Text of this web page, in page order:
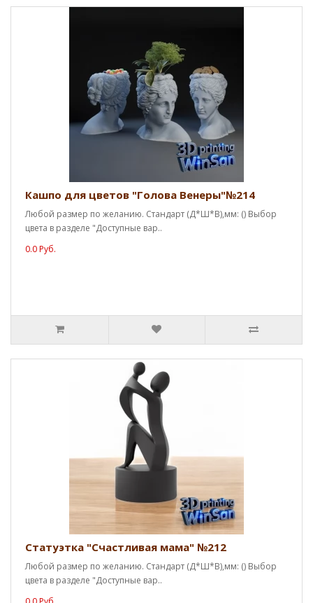
Кашпо для цветов "Голова Венеры"№214
Любой размер по желанию. Стандарт (Д*Ш*В),мм: () Выбор
цвета в разделе "Доступные вар..
0.0 Руб.
Статуэтка "Счастливая мама" №212
Любой размер по желанию. Стандарт (Д*Ш*В),мм: () Выбор
цвета в разделе "Доступные вар..